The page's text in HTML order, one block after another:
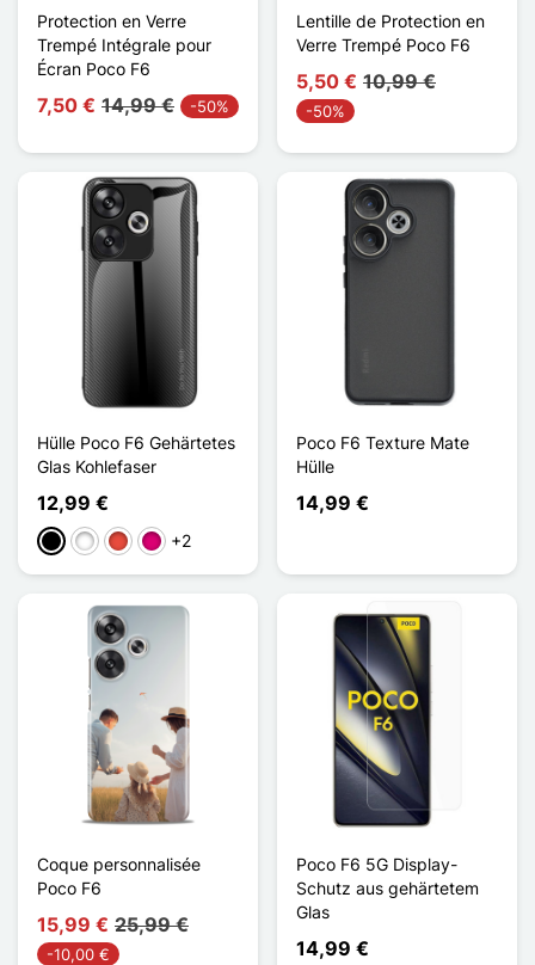
Protection en Verre
Trempé Intégrale pour
Écran Poco F6
7,50 € 14,99 € -50%
Lentille de Protection en
Verre Trempé Poco F6
5,50 € 10,99 €
-50%
Hülle Poco F6 Gehärtetes
Glas Kohlefaser
12,99 €
Schwarz
WeißRot Magenta
+2
Poco F6 Texture Mate
Hülle
14,99 €
Coque personnalisée
Poco F6
15,99 € 25,99 €
-10,00 €
Poco F6 5G Display-
Schutz aus gehärtetem
Glas
14,99 €